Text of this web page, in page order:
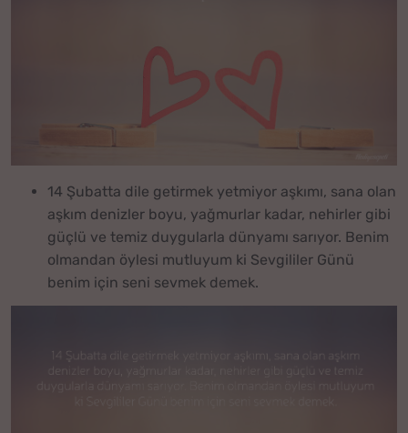
14 Şubatta dile getirmek yetmiyor aşkımı, sana olan
aşkım denizler boyu, yağmurlar kadar, nehirler gibi
güçlü ve temiz duygularla dünyamı sarıyor. Benim
olmandan öylesi mutluyum ki Sevgililer Günü
benim için seni sevmek demek.